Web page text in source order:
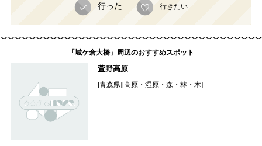
行った 行きたい
「城ケ倉大橋」周辺のおすすめスポット
萱野高原
[青森県][高原・湿原・森・林・木]